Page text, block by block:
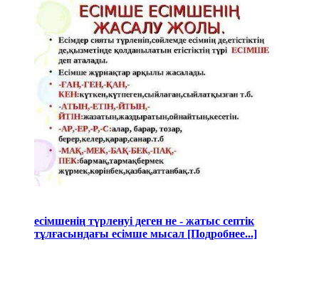
есімшенің түрленуі деген не - жатыс септік
тұлғасындағы есімше мысал [Подробнее...]